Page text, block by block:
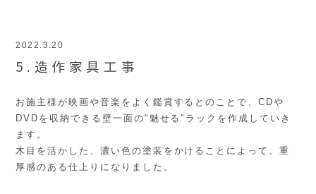
2022.3.20
5.造作家具工事
お施主様が映画や音楽をよく鑑賞するとのことで、CDや
DVDを収納できる壁一面の"魅せる"ラックを作成していき
ます。
木目を活かした、濃い色の塗装をかけることによって、重
厚感のある仕上りになりました。